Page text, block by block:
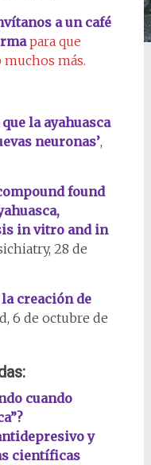
a un café
para que
más.
la ayahuasca
neuronas’,
found
in vitro and in
28 de
creación de
6 de octubre de
cuando
y
científicas